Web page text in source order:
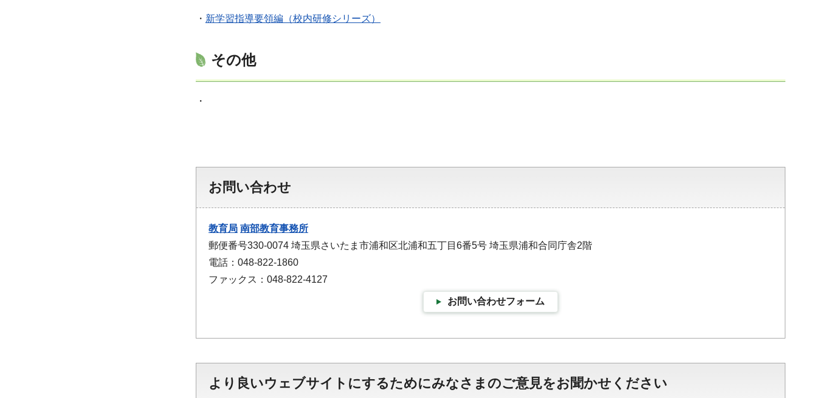
・ 新学習指導要領編（校内研修シリーズ）
その他
・
お問い合わせ
教育局 南部教育事務所
郵便番号330-0074 埼玉県さいたま市浦和区北浦和五丁目6番5号 埼玉県浦和合同庁舎2階
電話：048-822-1860
ファックス：048-822-4127
お問い合わせフォーム
より良いウェブサイトにするためにみなさまのご意見をお聞かせください